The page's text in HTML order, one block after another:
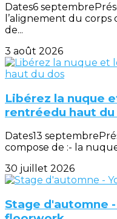
Dates6
l’alignement du corps
de...
3 août 2026
Libérez la nuque
rentréedu haut du
Dates13
compose de :- la
30 juillet 2026
Stage d'automne